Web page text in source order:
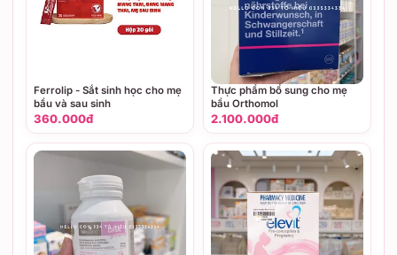
Ferrolip - Sắt sinh học cho mẹ
bầu và sau sinh
360.000đ
Thực phẩm bổ sung cho mẹ
bầu Orthomol
2.100.000đ